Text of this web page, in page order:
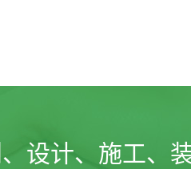
设计、施工、